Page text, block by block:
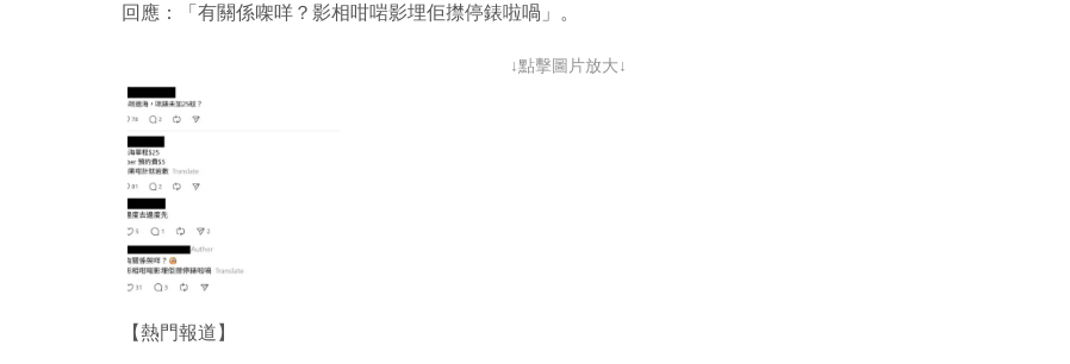
回應：「有關係㗎咩？影相咁啱影埋佢㩒停錶啦喎」。
↓點擊圖片放大↓
【熱門報道】